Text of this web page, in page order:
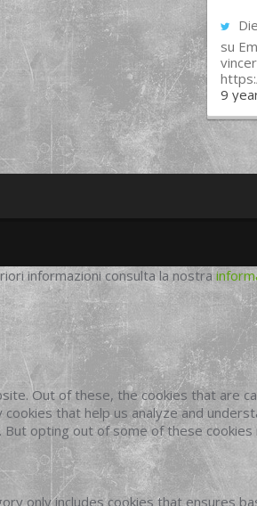
su
9
informazioni consulta la nostra
Out of these, the cookies that are
that help us analyze and
opting out of some of these
only includes cookies that ensures